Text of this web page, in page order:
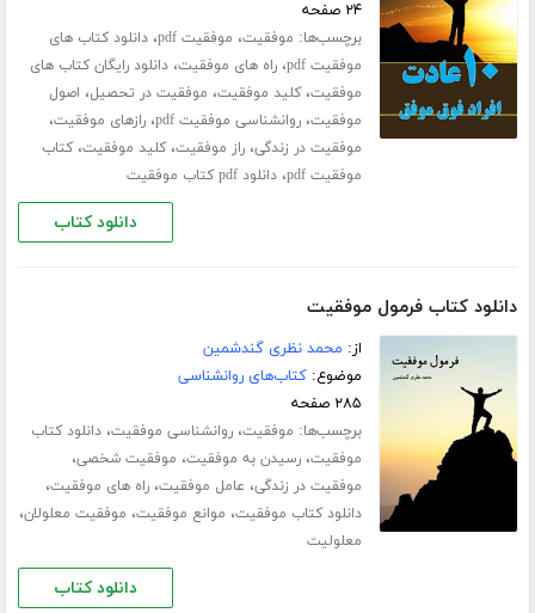
۲۴ صفحه
برچسب‌ها: موفقیت، موفقیت pdf ،دانلود کتاب های
موفقیت pdf
،راه های موفقیت،دانلود رایگان کتاب های
موفقیت،کلید موفقیت، موفقیت در تحصیل، اصول
موفقیت،روانشناسی موفقیت pdf ،رازهای موفقیت،
موفقیت در زندگی،راز موفقیت،کلید موفقیت،کتاب
موفقیت pdf
،دانلود pdf کتاب موفقیت
دانلود کتاب
دانلود کتاب فرمول موفقیت
از: محمد نظری گندشمین
موضوع:کتاب‌های روانشناسی
۲۸۵ صفحه
برچسب‌ها: موفقیت،روانشناسی موفقیت،دانلود کتاب
موفقیت،رسیدن به موفقیت، موفقیت شخصی،
موفقیت در زندگی، عامل موفقیت،راه های موفقیت،
دانلود کتاب موفقیت، موانع موفقیت، موفقیت معلولان،
معلولیت
دانلود کتاب